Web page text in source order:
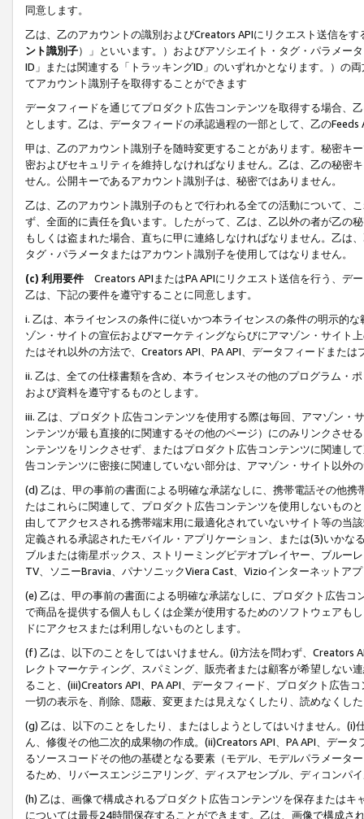
同意します。
乙は、乙のアカウントの識別およびCreators APIにリクエスト送信を
ント識別子）」といいます。）およびアソシエイト・タグ・パラメー
ID」または関連する「トラッキングID」のいずれかとなります。）の
てアカウント識別子を取得することができます
データフィードを通じてプロダクト広告コンテンツを取得する場合、
とします。乙は、データフィードの承認過程の一部として、乙の
甲は、乙のアカウント識別子を随時変更することがあります。秘密キ
密およびセキュリティを維持しなければなりません。乙は、乙の秘密
せん。公開キーであるアカウント識別子は、秘密ではありません。
乙は、乙のアカウント識別子のもとで行われる全ての活動について、
ず、全面的に責任を負います。したがって、乙は、乙以外の者が乙の
もしくは盗まれた場合、直ちに甲に連絡しなければなりません。乙は
タグ・パラメータまたはアカウント識別子を使用してはなりません。
(c) 利用要件 Creators APIまたはPA APIにリクエスト送信を行う、デ
乙は、下記の要件を遵守することに同意します。
i. 乙は、本ライセンスの条件に従いかつ本ライセンスの条件の明示的
ゾン・サイトの宣伝およびマーケティングならびにアマゾン・サイト
たはそれ以外の方法で、Creators API、PA API、データフィードまた
ii. 乙は、全ての仕様書類を含め、本ライセンスその他のプログラム・
および資料を遵守するものとします。
iii. 乙は、プロダクト広告コンテンツを使用する際は毎回、アマゾン
ンテンツが最も直接的に関連するその他のページ）にのみリンクさせ
ンテンツをリンクさせず、またはプロダクト広告コンテンツに関連し
告コンテンツに密接に関連していない部分は、アマゾン・サイト以外
(d) 乙は、甲の事前の書面による明確な承諾なしに、携帯電話その他
たはこれらに関連して、プロダクト広告コンテンツを使用しないもの
由してアクセスされる携帯端末用に最適化されていないサイト等の当
定義される承認されたモバイル・アプリケーション、または(3)いか
ブルまたは衛星ボックス、ストリーミングビデオプレイヤー、ブルー
TV、ソニーBravia、パナソニックViera Cast、Vizioインターネットア
(e) 乙は、甲の事前の書面による明確な承諾なしに、プロダクト広告
で商品を提供する個人もしくは企業が使用するためのソフトウェアも
ドにアクセスまたは利用しないものとします。
(f) 乙は、以下のことをしてはいけません。(i)方法を問わず、Creators
レクトマーケティング、スパミング、販売者または顧客が希望しない
ること、(iii)Creators API、PA API、データフィード、プロダクト広告
一切の表示を、削除、隠蔽、変更または見えなくしたり、読めなくし
(g) 乙は、以下のことをしたり、またはしようとしてはいけません。
ん、修復その他二次的成果物の作成。(ii)Creators API、PA API、デー
るソースコードその他の基礎となる要素（モデル、モデルパラメータ
るため、リバースエンジニアリング、ディスアセンブル、ディコンパ
(h) 乙は、画像で構成されるプロダクト広告コンテンツを保存または
については最長24時間保存することができます。乙は、画像で構成